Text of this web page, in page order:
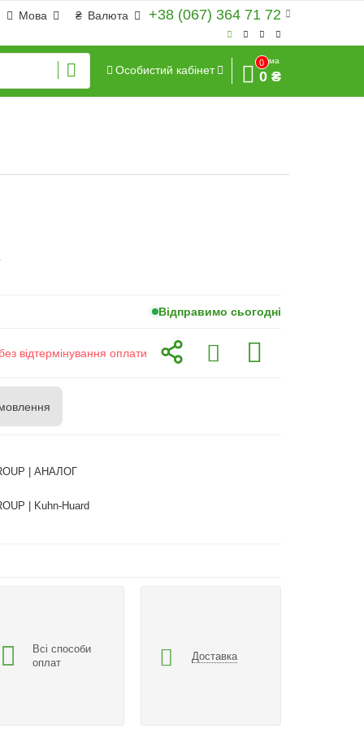
+38 (067) 364 71 72
₴ Валюта
Мова
Особистий кабінет
0
Сума
0 ₴
Відправимо сьогодні
відтермінування оплати
| АНАЛОГ
| Kuhn-Huard
Всі способи
оплат
Доставка